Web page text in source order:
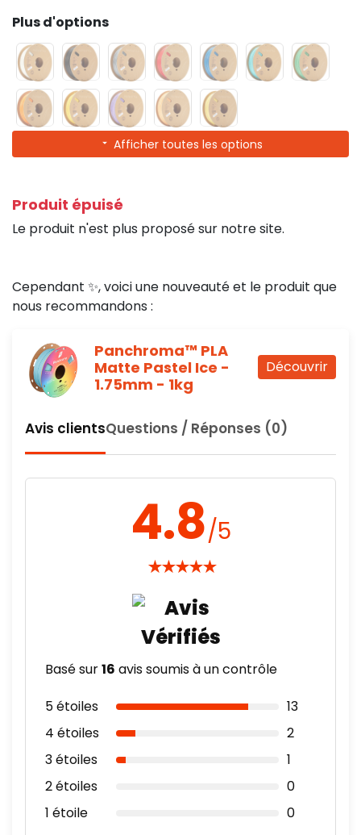
Plus d'options
Afficher toutes les options
Produit épuisé
Le produit n'est plus proposé sur notre site.
Cependant ✨, voici une nouveauté et le produit que
nous recommandons :
Découvrir
Panchroma™ PLA
Matte Pastel Ice -
1.75mm - 1kg
Avis clientsQuestions / Réponses (0)
4.8/5
★★★★★
Basé sur16 avis soumis à un contrôle
5 étoiles
13
4 étoiles
2
3 étoiles
1
2 étoiles
0
1 étoile
0